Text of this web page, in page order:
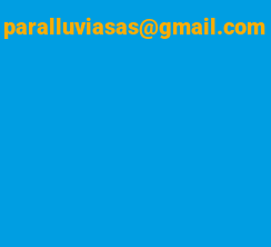
paralluviasas@gmail.com